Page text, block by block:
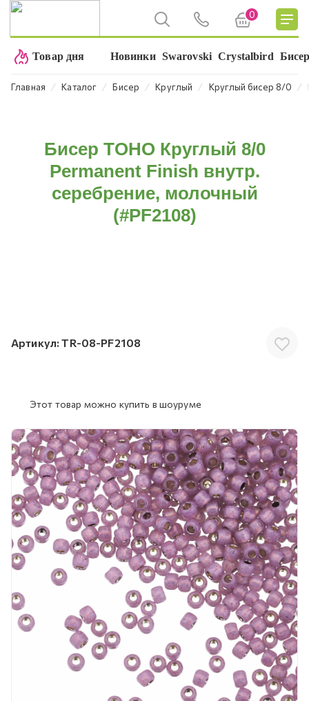
0
Товар дня Новинки Swarovski Crystalbird
Главная ⁄ Каталог ⁄ Бисер ⁄ Круглый ⁄ Круглый бисер 8/0 ⁄
Бисер TOHO Круглый 8/0
Permanent Finish внутр.
серебрение, молочный
(#PF2108)
Артикул: TR-08-PF2108
Этот товар можно купить в шоуруме